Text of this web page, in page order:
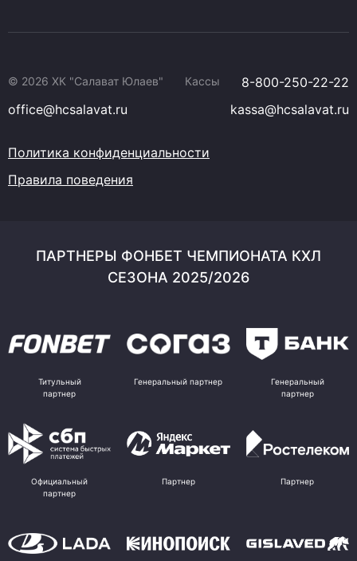
© 2026 ХК "Салават Юлаев" Кассы
8-800-250-22-22
office@hcsalavat.ru
kassa@hcsalavat.ru
Политика конфиденциальности
Правила поведения
ПАРТНЕРЫ ФОНБЕТ ЧЕМПИОНАТА КХЛ
СЕЗОНА 2025/2026
Титульный
партнер
Генеральный партнер
Генеральный
партнер
Официальный
партнер
Партнер Партнер